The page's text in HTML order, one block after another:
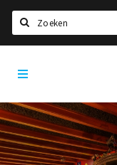
HOME
STUDEREN
Voel je thuis in